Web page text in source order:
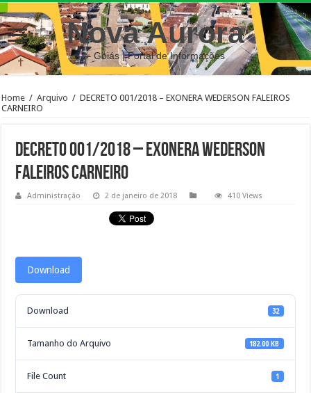
Nova Aurora
– Goiás | Portal de Informações
Home / Arquivo / DECRETO 001/2018 – EXONERA WEDERSON FALEIROS
CARNEIRO
DECRETO 001/2018 – EXONERA WEDERSON
FALEIROS CARNEIRO
Administração 2 de janeiro de 2018 410 Views
Download
Download 32
Tamanho do Arquivo 182.00 KB
File Count 1